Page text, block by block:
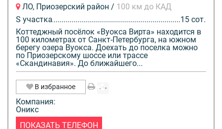
ЛО, Приозерский район / 100 км до КАД
S участка
15 сот.
Коттеджный посёлок «Вуокса Вирта» находится в
100 километрах от Санкт-Петербурга, на южном
берегу озера Вуокса. Доехать до поселка можно
по Приозерскому шоссе или трассе
«Скандинавия». До ближайшего...
В избранное
Компания:
Оникс
ПОКАЗАТЬ ТЕЛЕФОН